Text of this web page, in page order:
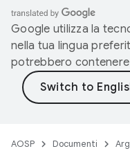
Google utilizza la
nella tua lingua
potrebbero
AOSP Documenti